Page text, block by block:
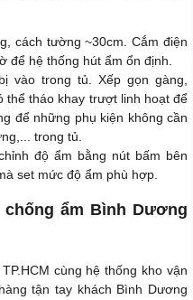
cách tường ~30cm. Cắm điện
để hệ thống hút ẩm ổn định.
vào trong tủ. Xếp gọn gàng,
thể tháo khay trượt linh hoạt để
để những phụ kiện không cần
trong tủ.
độ ẩm bằng nút bấm bên
set mức độ ẩm phù hợp.
ẩm Bình Dương
cùng hệ thống kho vận
tận tay khách Bình Dương